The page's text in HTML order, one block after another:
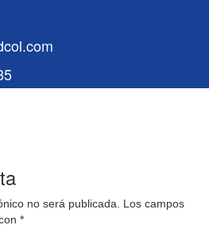
no será publicada.
Los campos
*